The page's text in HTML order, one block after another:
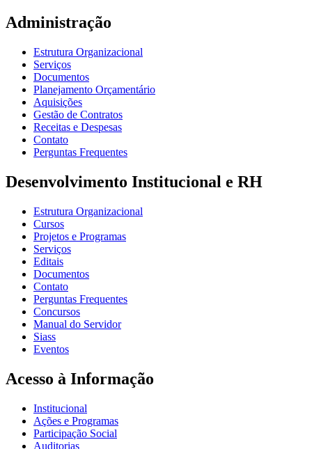
Administração
Estrutura Organizacional
Serviços
Documentos
Planejamento Orçamentário
Aquisições
Gestão de Contratos
Receitas e Despesas
Contato
Perguntas Frequentes
Desenvolvimento Institucional e RH
Estrutura Organizacional
Cursos
Projetos e Programas
Serviços
Editais
Documentos
Contato
Perguntas Frequentes
Concursos
Manual do Servidor
Siass
Eventos
Acesso à Informação
Institucional
Ações e Programas
Participação Social
Auditorias